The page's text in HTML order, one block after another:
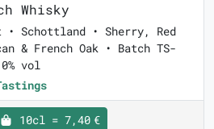
Whisky
• Schottland • Sherry, Red
& French Oak • Batch TS-
vol
10cl = 7,40 €